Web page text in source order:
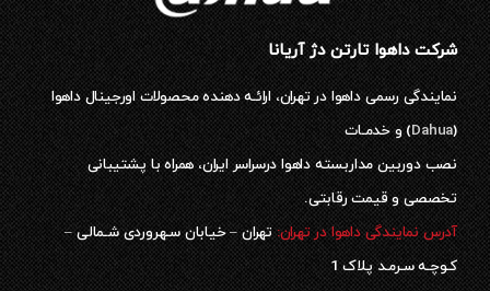
شرکت داهوا تارتن دژ آریانا
نمایندگی رسمی داهوا در تهران، ارائـه دهنده محصولات اورجینال داهوا
(
Dahua) و خدمـات
نصب دوربین مداربسته داهوا درسراسر ایران، همراه با پشتیبانی
تخصصی و قیمت رقابتی.
آدرس نمایندگی داهوا در تهران:تهران – خیابان سـهروردی شـمالی –
کـوچـه سـرمـد پلاک 1